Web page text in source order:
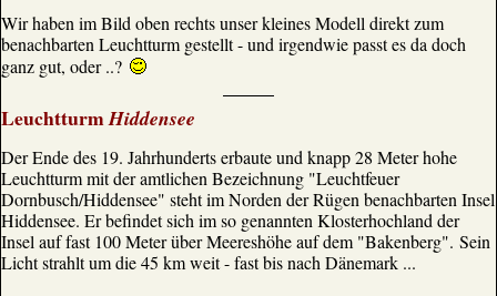
Wir haben im Bild oben rechts unser kleines Modell direkt zum
benachbarten Leuchtturm gestellt - und irgendwie passt es da doch
ganz gut, oder ..?
LeuchtturmHiddensee
Der Ende des 19. Jahrhunderts erbaute und knapp 28 Meter hohe
Leuchtturm mit der amtlichen Bezeichnung "Leuchtfeuer
Dornbusch/Hiddensee" steht im Norden der Rügen benachbarten Insel
Hiddensee. Er befindet sich im so genannten Klosterhochland der
Insel auf fast 100 Meter über Meereshöhe auf dem "Bakenberg". Sein
Licht strahlt um die 45 km weit - fast bis nach Dänemark ...